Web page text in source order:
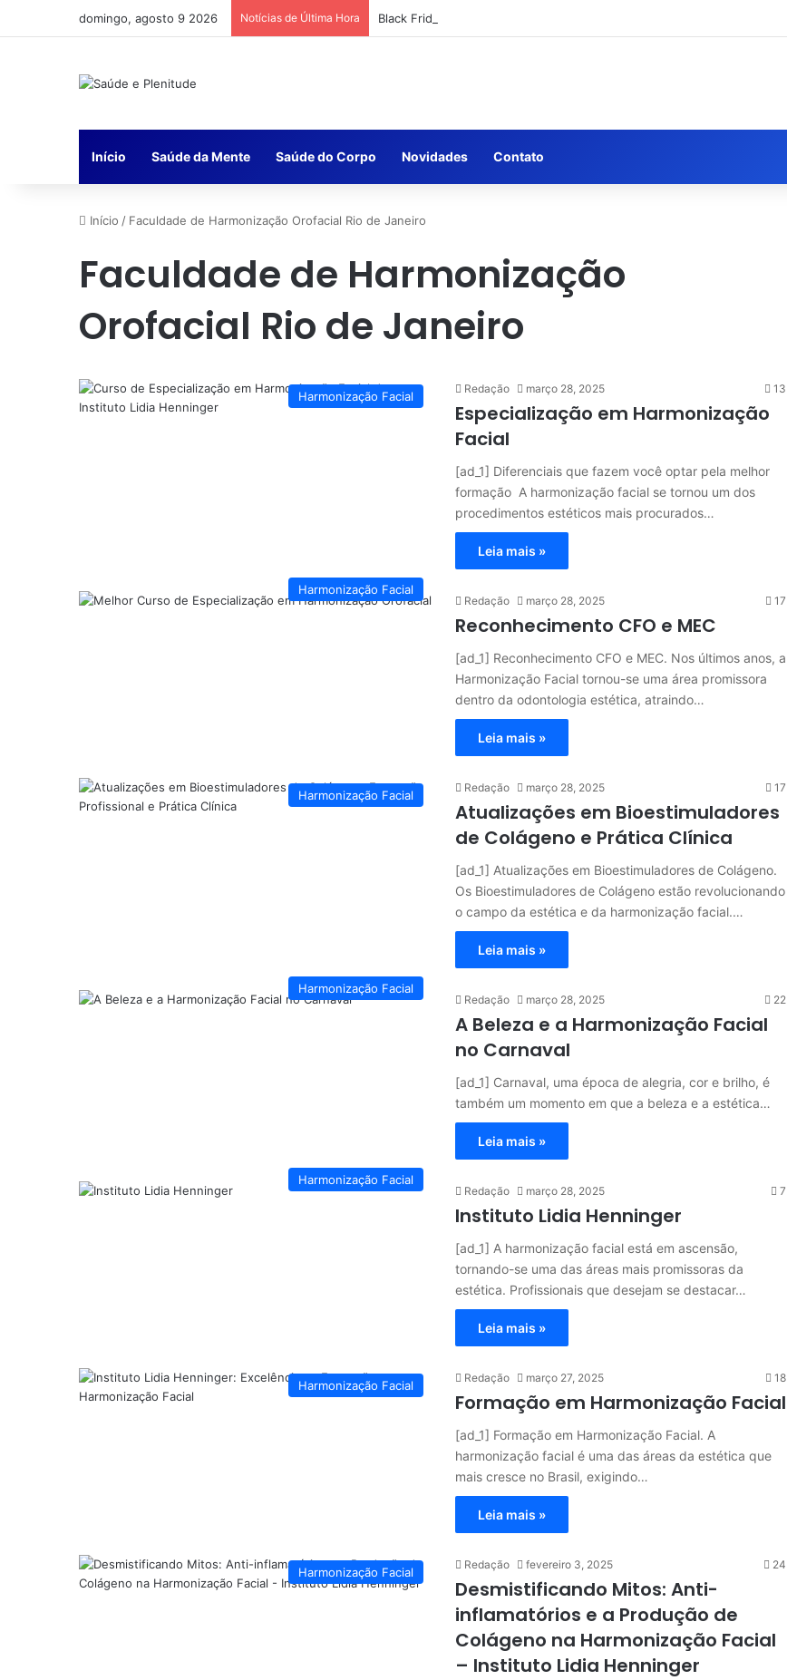
domingo, agosto 9 2026 Notícias de Última Hora Black Friday: como comparar preços e economizar
Início Saúde da Mente Saúde do Corpo Novidades Contato
Início / Faculdade de Harmonização Orofacial Rio de Janeiro
Faculdade de Harmonização
Orofacial Rio de Janeiro
Harmonização Facial
Redação março 28, 2025 13
Especialização em Harmonização
Facial
[ad_1] Diferenciais que fazem você optar pela melhor
formação A harmonização facial se tornou um dos
procedimentos estéticos mais procurados…
Leia mais »
Harmonização Facial
Redação março 28, 2025 17
Reconhecimento CFO e MEC
[ad_1] Reconhecimento CFO e MEC. Nos últimos anos, a
Harmonização Facial tornou-se uma área promissora
dentro da odontologia estética, atraindo…
Leia mais »
Harmonização Facial
Redação março 28, 2025 17
Atualizações em Bioestimuladores
de Colágeno e Prática Clínica
[ad_1] Atualizações em Bioestimuladores de Colágeno.
Os Bioestimuladores de Colágeno estão revolucionando
o campo da estética e da harmonização facial.…
Leia mais »
Harmonização Facial
Redação março 28, 2025 22
A Beleza e a Harmonização Facial
no Carnaval
[ad_1] Carnaval, uma época de alegria, cor e brilho, é
também um momento em que a beleza e a estética…
Leia mais »
Harmonização Facial
Redação março 28, 2025 7
Instituto Lidia Henninger
[ad_1] A harmonização facial está em ascensão,
tornando-se uma das áreas mais promissoras da
estética. Profissionais que desejam se destacar…
Leia mais »
Harmonização Facial
Redação março 27, 2025 18
Formação em Harmonização Facial
[ad_1] Formação em Harmonização Facial. A
harmonização facial é uma das áreas da estética que
mais cresce no Brasil, exigindo…
Leia mais »
Harmonização Facial
Redação fevereiro 3, 2025 24
Desmistificando Mitos: Anti-
inflamatórios e a Produção de
Colágeno na Harmonização Facial
– Instituto Lidia Henninger